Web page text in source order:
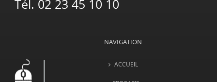
Tél. 02 23 45 10 10
NAVIGATION
ACCUEIL